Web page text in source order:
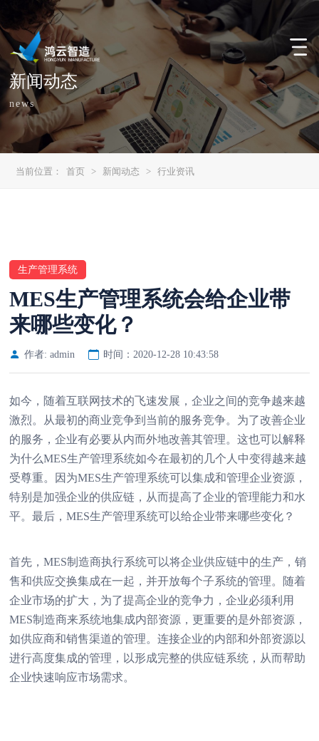
新闻动态
news
当前位置： 首页 > 新闻动态 > 行业资讯
生产管理系统
MES生产管理系统会给企业带
来哪些变化？
作者: admin 时间：2020-12-28 10:43:58
如今，随着互联网技术的飞速发展，企业之间的竞争越来越
激烈。从最初的商业竞争到当前的服务竞争。为了改善企业
的服务，企业有必要从内而外地改善其管理。这也可以解释
为什么MES生产管理系统如今在最初的几个人中变得越来越
受尊重。因为MES生产管理系统可以集成和管理企业资源，
特别是加强企业的供应链，从而提高了企业的管理能力和水
平。最后，MES生产管理系统可以给企业带来哪些变化？
首先，MES制造商执行系统可以将企业供应链中的生产，销
售和供应交换集成在一起，并开放每个子系统的管理。随着
企业市场的扩大，为了提高企业的竞争力，企业必须利用
MES制造商来系统地集成内部资源，更重要的是外部资源，
如供应商和销售渠道的管理。连接企业的内部和外部资源以
进行高度集成的管理，以形成完整的供应链系统，从而帮助
企业快速响应市场需求。